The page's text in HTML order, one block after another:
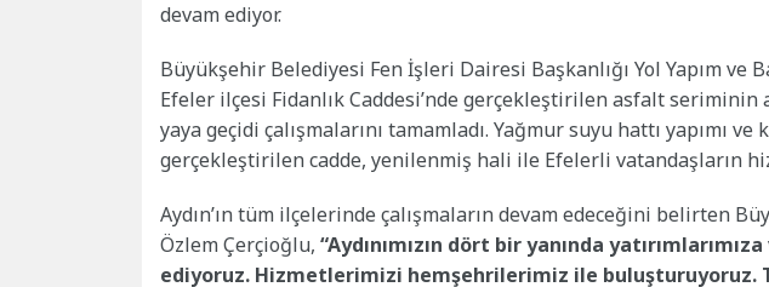
devam ediyor.
Büyükşehir Belediyesi Fen İşleri Dairesi Başkanlığı Yol Yapım ve
Efeler ilçesi Fidanlık Caddesi’nde gerçekleştirilen asfalt seriminin
yaya geçidi çalışmalarını tamamladı. Yağmur suyu hattı yapımı ve
gerçekleştirilen cadde, yenilenmiş hali ile Efelerli vatandaşların
Aydın’ın tüm ilçelerinde çalışmaların devam edeceğini belirten
Özlem Çerçioğlu, “Aydınımızın dört bir yanında
ediyoruz. Hizmetlerimizi hemşehrilerimiz ile buluşturuyoruz.